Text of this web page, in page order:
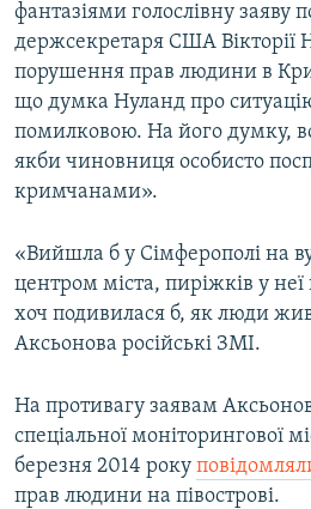
фантазіями голослівну заяву
держсекретаря США Вікторії
порушення прав людини в
що думка Нуланд про ситуацію
помилковою. На його думку,
якби чиновниця особисто
кримчанами».
«Вийшла б у Сімферополі на
центром міста, пиріжків у неї
хоч подивилася б, як люди
Аксьонова російські ЗМІ.
На противагу заявам
спеціальної моніторингової
березня 2014 року
прав людини на півострові.